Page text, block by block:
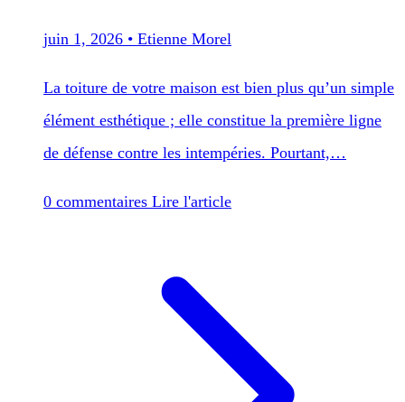
juin 1, 2026 • Etienne Morel
La toiture de votre maison est bien plus qu’un simple
élément esthétique ; elle constitue la première ligne
de défense contre les intempéries. Pourtant,…
0 commentaires Lire l'article